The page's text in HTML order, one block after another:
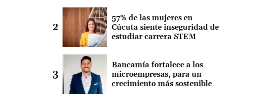
57% de las mujeres en
Cúcuta siente inseguridad de
estudiar carrera STEM
Bancamía fortalece a los
microempresas, para un
crecimiento más sostenible